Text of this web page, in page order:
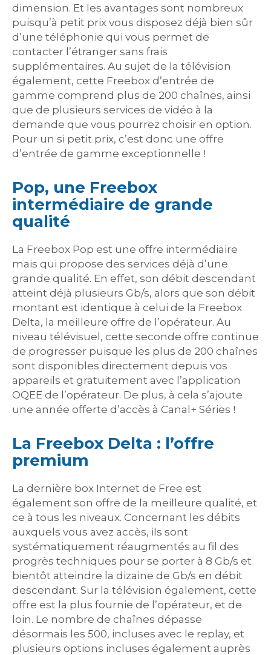
dimension. Et les avantages sont nombreux
puisqu’à petit prix vous disposez déjà bien sûr
d’une téléphonie qui vous permet de
contacter l’étranger sans frais
supplémentaires. Au sujet de la télévision
également, cette Freebox d’entrée de
gamme comprend plus de 200 chaînes, ainsi
que de plusieurs services de vidéo à la
demande que vous pourrez choisir en option.
Pour un si petit prix, c’est donc une offre
d’entrée de gamme exceptionnelle !
Pop, une Freebox
intermédiaire de grande
qualité
La Freebox Pop est une offre intermédiaire
mais qui propose des services déjà d’une
grande qualité. En effet, son débit descendant
atteint déjà plusieurs Gb/s, alors que son débit
montant est identique à celui de la Freebox
Delta, la meilleure offre de l’opérateur. Au
niveau télévisuel, cette seconde offre continue
de progresser puisque les plus de 200 chaînes
sont disponibles directement depuis vos
appareils et gratuitement avec l’application
OQEE de l’opérateur. De plus, à cela s’ajoute
une année offerte d’accès à Canal+ Séries !
La Freebox Delta : l’offre
premium
La dernière box Internet de Free est
également son offre de la meilleure qualité, et
ce à tous les niveaux. Concernant les débits
auxquels vous avez accès, ils sont
systématiquement réaugmentés au fil des
progrès techniques pour se porter à 8 Gb/s et
bientôt atteindre la dizaine de Gb/s en débit
descendant. Sur la télévision également, cette
offre est la plus fournie de l’opérateur, et de
loin. Le nombre de chaînes dépasse
désormais les 500, incluses avec le replay, et
plusieurs options incluses également auprès